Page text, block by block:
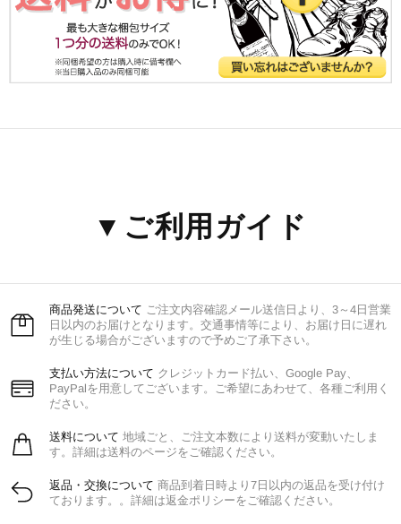
▼ご利用ガイド
商品発送について ご注文内容確認メール送信日より、3～4日営業
日以内のお届けとなります。交通事情等により、お届け日に遅れ
が生じる場合がございますので予めご了承下さい。
支払い方法について クレジットカード払い、Google Pay、
PayPalを用意してございます。ご希望にあわせて、各種ご利用く
ださい。
送料について 地域ごと、ご注文本数により送料が変動いたしま
す。詳細は送料のページをご確認ください。
返品・交換について 商品到着日時より7日以内の返品を受け付け
ております。。詳細は返金ポリシーをご確認ください。